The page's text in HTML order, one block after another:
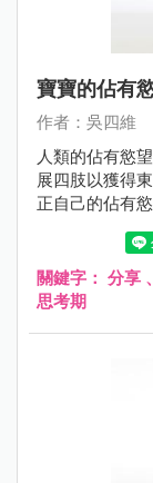
寶寶的佔有
作者：吳四維
人類的佔有慾
展四肢以獲得
正自己的佔有
關鍵字： 分享
思考期